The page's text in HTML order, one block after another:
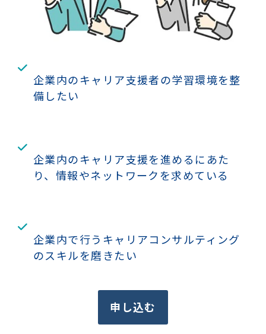
企業内のキャリア支援者の学習環境を整
備したい
企業内のキャリア支援を進めるにあた
り、情報やネットワークを求めている
企業内で行うキャリアコンサルティング
のスキルを磨きたい
申し込む